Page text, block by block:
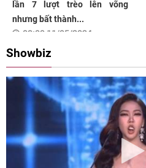
lần 7 lượt trèo lên võng
nhưng bất thành...
08:00 11/05/2024
Showbiz